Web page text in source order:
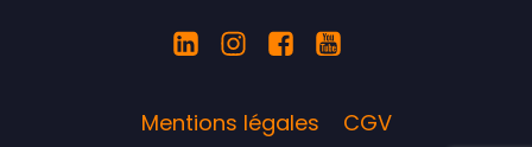
Mentions légales CGV